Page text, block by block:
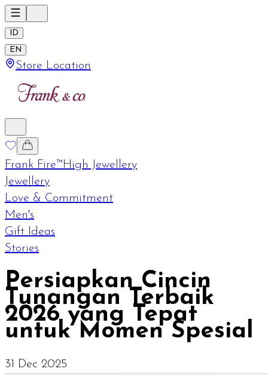
ID
EN
Store Location
Frank Fire™High Jewellery
Jewellery
Love & Commitment
Men's
Gift Ideas
Stories
Persiapkan Cincin
Tunangan Terbaik
2026 yang Tepat
untuk Momen Spesial
31 Dec 2025